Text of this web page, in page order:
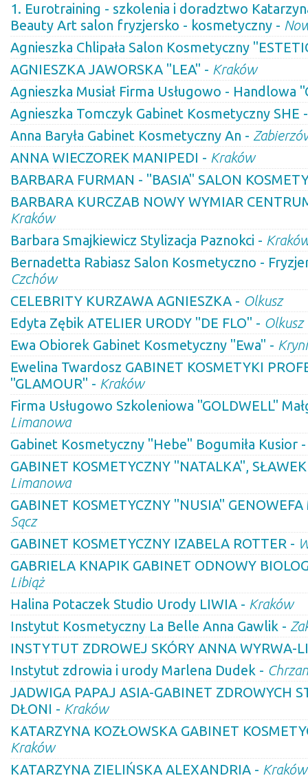
1. Eurotraining - szkolenia i doradztwo
Beauty Art salon fryzjersko - kosmetyczny -
Agnieszka Chlipała Salon Kosmetyczny
AGNIESZKA JAWORSKA "LEA" - Kraków
Agnieszka Musiał Firma Usługowo - Handlowa
Agnieszka Tomczyk Gabinet Kosmetyczny SHE
Anna Baryła Gabinet Kosmetyczny An -
ANNA WIECZOREK MANIPEDI - Kraków
BARBARA FURMAN - "BASIA" SALON
BARBARA KURCZAB NOWY WYMIAR
Kraków
Barbara Smajkiewicz Stylizacja Paznokci -
Bernadetta Rabiasz Salon Kosmetyczno -
Czchów
CELEBRITY KURZAWA AGNIESZKA - Olkusz
Edyta Zębik ATELIER URODY "DE FLO" - Olkusz
Ewa Obiorek Gabinet Kosmetyczny "Ewa" -
Ewelina Twardosz GABINET KOSMETYKI
"GLAMOUR" - Kraków
Firma Usługowo Szkoleniowa "GOLDWELL"
Limanowa
Gabinet Kosmetyczny "Hebe" Bogumiła Kusior
GABINET KOSMETYCZNY "NATALKA",
Limanowa
GABINET KOSMETYCZNY "NUSIA"
Sącz
GABINET KOSMETYCZNY IZABELA ROTTER -
GABRIELA KNAPIK GABINET ODNOWY
Libiąż
Halina Potaczek Studio Urody LIWIA - Kraków
Instytut Kosmetyczny La Belle Anna Gawlik -
INSTYTUT ZDROWEJ SKÓRY ANNA WYRWA-
Instytut zdrowia i urody Marlena Dudek -
JADWIGA PAPAJ ASIA-GABINET ZDROWYCH
DŁONI - Kraków
KATARZYNA KOZŁOWSKA GABINET
Kraków
KATARZYNA ZIELIŃSKA ALEXANDRIA - Kraków